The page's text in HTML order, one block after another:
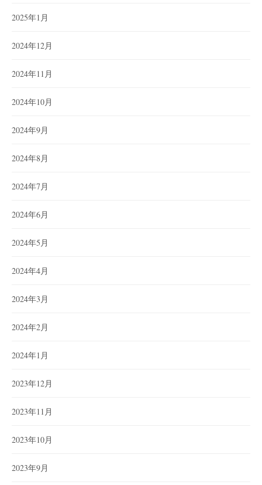
2025年1月
2024年12月
2024年11月
2024年10月
2024年9月
2024年8月
2024年7月
2024年6月
2024年5月
2024年4月
2024年3月
2024年2月
2024年1月
2023年12月
2023年11月
2023年10月
2023年9月